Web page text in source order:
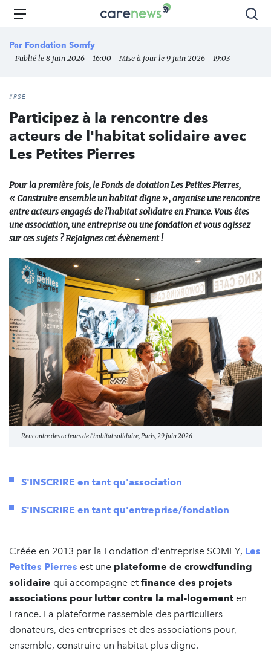
Aller
principal
Carenews,
des
Menu
Par Fondation Somfy
- Publié le 8 juin 2026 - 16:00 - Mise à jour le 9 juin 2026 - 19:03
#RSE
Participez à la rencontre des
acteurs de l'habitat solidaire avec
Les Petites Pierres
Pour la première fois, le Fonds de dotation Les Petites Pierres,
« Construire ensemble un habitat digne », organise une rencontre
entre acteurs engagés de l'habitat solidaire en France. Vous êtes
une association, une entreprise ou une fondation et vous agissez
sur ces sujets ? Rejoignez cet évènement !
Rencontre des acteurs de l'habitat solidaire, Paris, 29 juin 2026
S'INSCRIRE en tant qu'association
S'INSCRIRE en tant qu'entreprise/fondation
Créée en 2013 par la Fondation d'entreprise SOMFY, Les
Petites Pierres est une plateforme de crowdfunding
solidaire qui accompagne et finance des projets
associations pour lutter contre la mal-logement en
France. La plateforme rassemble des particuliers
donateurs, des entreprises et des associations pour,
ensemble, construire un habitat plus digne.